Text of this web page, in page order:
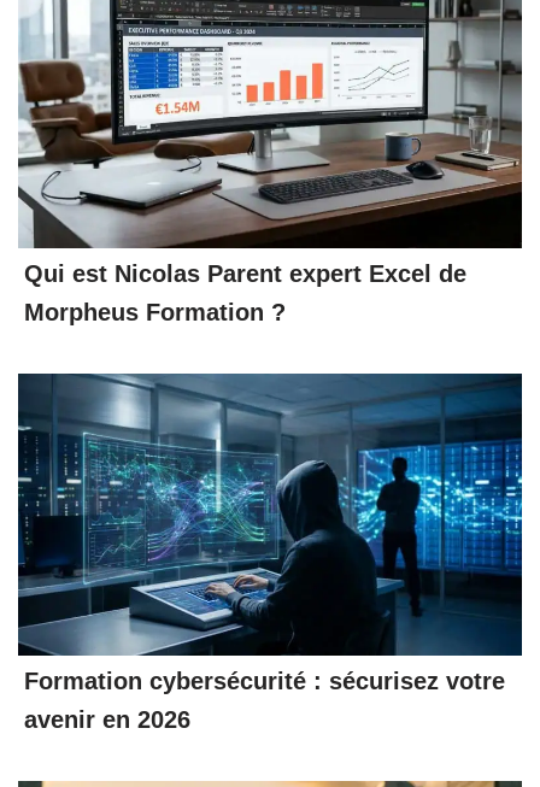
Qui est Nicolas Parent expert Excel de
Morpheus Formation ?
Formation cybersécurité : sécurisez votre
avenir en 2026